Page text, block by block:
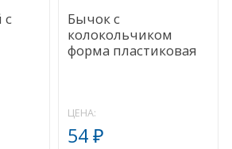
с
Бычок с
колокольчиком
форма пластиковая
ЦЕНА:
54 ₽